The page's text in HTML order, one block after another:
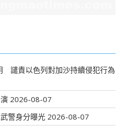
譴責以色列對加沙持續侵犯行為
2026-08-07
警身分曝光 2026-08-07